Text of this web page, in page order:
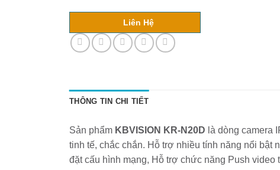
Liên Hệ
THÔNG TIN CHI TIẾT
Sản phẩm KBVISION KR-N20D là dòng camera
tinh tế, chắc chắn. Hỗ trợ nhiều tính năng nổi
đặt cấu hình mạng, Hỗ trợ chức năng Push video